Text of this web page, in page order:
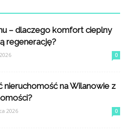
– dlaczego komfort cieplny
regenerację?
0
nieruchomość na Wilanowie z
2026 0